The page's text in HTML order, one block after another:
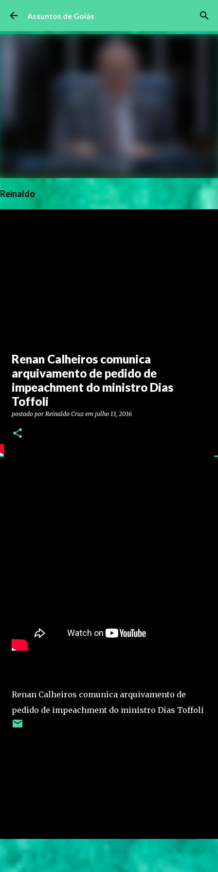
Pular para o conteúdo principal
Assuntos de Goiás
Reinaldo
Renan Calheiros comunica
arquivamento de pedido de
impeachment do ministro Dias
Toffoli
postado por Reinaldo Cruz em julho 13, 2016
Renan Calheiros comunica arquivamento de
pedido de impeachment do ministro Dias Toffoli
n
t